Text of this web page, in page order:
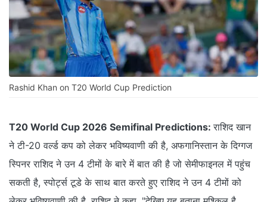
Rashid Khan on T20 World Cup Prediction
T20 World Cup 2026 Semifinal Predictions:राशिद खान
ने टी-20 वर्ल्ड कप को लेकर भविष्यवाणी की है, अफगानिस्तान के दिग्गज
स्पिनर राशिद ने उन 4 टीमों के बारे में बात की है जो सेमीफाइनल में पहुंच
सकती है, स्पोर्ट्स टूडे के साथ बात करते हुए राशिद ने उन 4 टीमों को